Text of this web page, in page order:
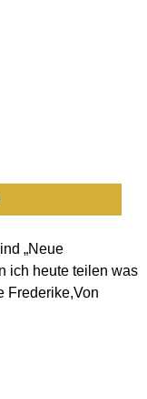
„Neue
ich heute teilen was
Frederike,Von